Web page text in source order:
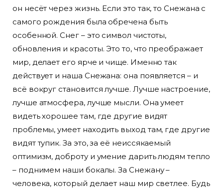
он несёт через жизнь. Если это так, то Снежана с
самого рождения была обречена быть
особенной. Снег – это символ чистоты,
обновления и красоты. Это то, что преображает
мир, делает его ярче и чище. Именно так
действует и наша Снежана: она появляется – и
всё вокруг становится лучше. Лучше настроение,
лучше атмосфера, лучше мысли. Она умеет
видеть хорошее там, где другие видят
проблемы, умеет находить выход там, где другие
видят тупик. За это, за её неиссякаемый
оптимизм, доброту и умение дарить людям тепло
– поднимем наши бокалы. За Снежану –
человека, который делает наш мир светлее. Будь